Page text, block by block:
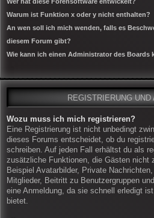
Warum ist Funktion x oder y nicht enthalten?
An wen soll ich mich wenden, falls es
diesem Forum gibt?
Wie kann ich einen Administrator des Boards
REGISTRIERUNG UND
Wozu muss ich mich registrieren?
Eine Registrierung ist nicht unbedingt
dieses Forums entscheidet, ob du
schreiben. Auf jeden Fall erhältst du als
zusätzliche Funktionen, die Gästen nicht
Beispiel Avatarbilder, Private
Mitglieder, Beitritt zu Benutzergruppen
eine Anmeldung, da sie schnell erledigt
bietet.